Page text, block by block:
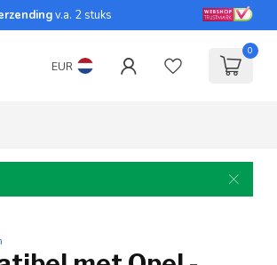
v.a. 2 stuks
EUR
0